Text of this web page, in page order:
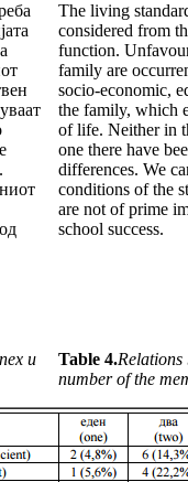
The living
considered from
function.
family are
socio-economic,
the family, which
of life. Neither in
one there have
differences. We
conditions of the
are not of prime
school success.
и
Table 4.Relations
number of the